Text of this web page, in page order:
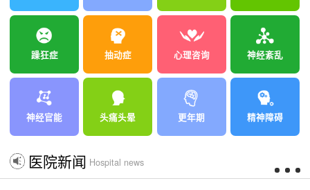
躁狂症 抽动症 心理咨询 神经紊乱
神经官能 头痛头晕 更年期 精神障碍
医院新闻 Hospital news